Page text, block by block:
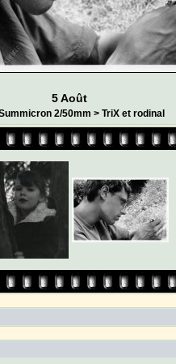
5 Août
2/50mm > TriX et rodinal